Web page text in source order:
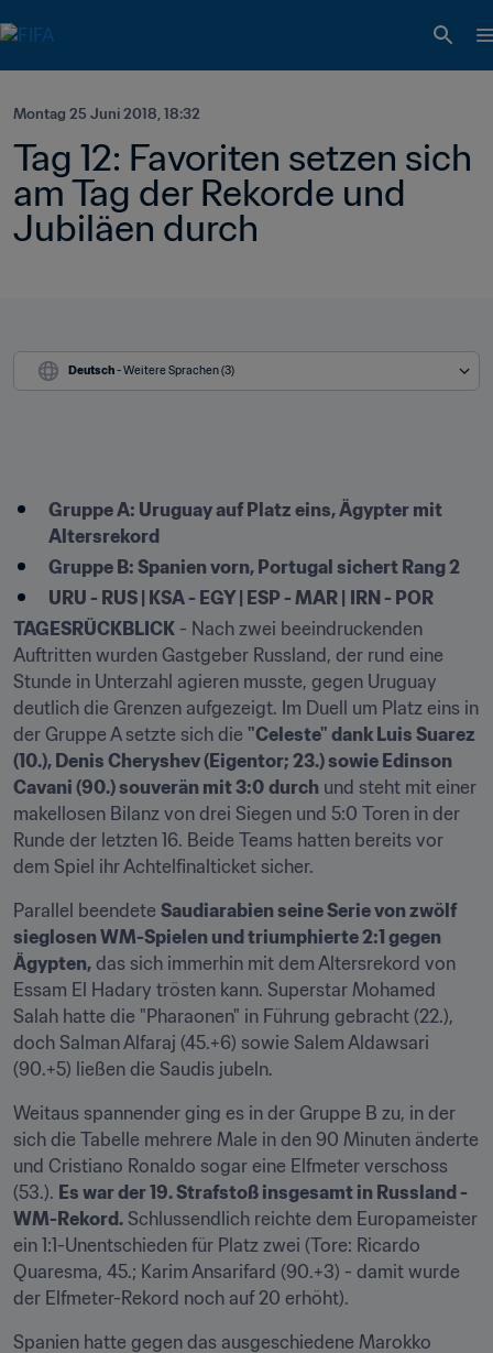
Montag 25 Juni 2018, 18:32
Tag 12: Favoriten setzen sich
am Tag der Rekorde und
Jubiläen durch
Deutsch - Weitere Sprachen (3)
Gruppe A: Uruguay auf Platz eins, Ägypter mit
Altersrekord
Gruppe B: Spanien vorn, Portugal sichert Rang 2
URU - RUS | KSA - EGY | ESP - MAR |
IRN - POR
TAGESRÜCKBLICK - Nach zwei beeindruckenden
Auftritten wurden Gastgeber Russland, der rund eine
Stunde in Unterzahl agieren musste, gegen Uruguay
deutlich die Grenzen aufgezeigt. Im Duell um Platz eins in
der Gruppe A setzte sich die "Celeste" dank Luis Suarez
(10.), Denis Cheryshev (Eigentor; 23.) sowie Edinson
Cavani (90.) souverän mit 3:0 durch und steht mit einer
makellosen Bilanz von drei Siegen und 5:0 Toren in der
Runde der letzten 16. Beide Teams hatten bereits vor
dem Spiel ihr Achtelfinalticket sicher.
Parallel beendete Saudiarabien seine Serie von zwölf
sieglosen WM-Spielen und triumphierte 2:1 gegen
Ägypten, das sich immerhin mit dem Altersrekord von
Essam El Hadary trösten kann. Superstar Mohamed
Salah hatte die "Pharaonen" in Führung gebracht (22.),
doch Salman Alfaraj (45.+6) sowie Salem Aldawsari
(90.+5) ließen die Saudis jubeln.
Weitaus spannender ging es in der Gruppe B zu, in der
sich die Tabelle mehrere Male in den 90 Minuten änderte
und Cristiano Ronaldo sogar eine Elfmeter verschoss
(53.). Es war der 19. Strafstoß insgesamt in Russland -
WM-Rekord. Schlussendlich reichte dem Europameister
ein 1:1-Unentschieden für Platz zwei (Tore: Ricardo
Quaresma, 45.; Karim Ansarifard (90.+3) - damit wurde
der Elfmeter-Rekord noch auf 20 erhöht).
Spanien hatte gegen das ausgeschiedene Marokko